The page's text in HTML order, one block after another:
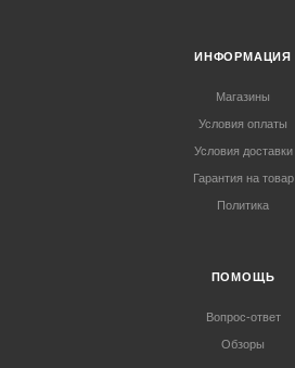
ИНФОРМАЦИЯ
Магазины
Условия оплаты
Условия доставки
Гарантия на товар
Политика
ПОМОЩЬ
Вопрос-ответ
Обзоры